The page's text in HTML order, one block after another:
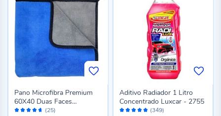
Avaliação: (25)
Pano Microfibra Premium
60X40 Duas Faces
Meghazine - PL1880
Avaliação: (349)
Aditivo Radiador 1 Litro
Concentrado Luxcar - 2755